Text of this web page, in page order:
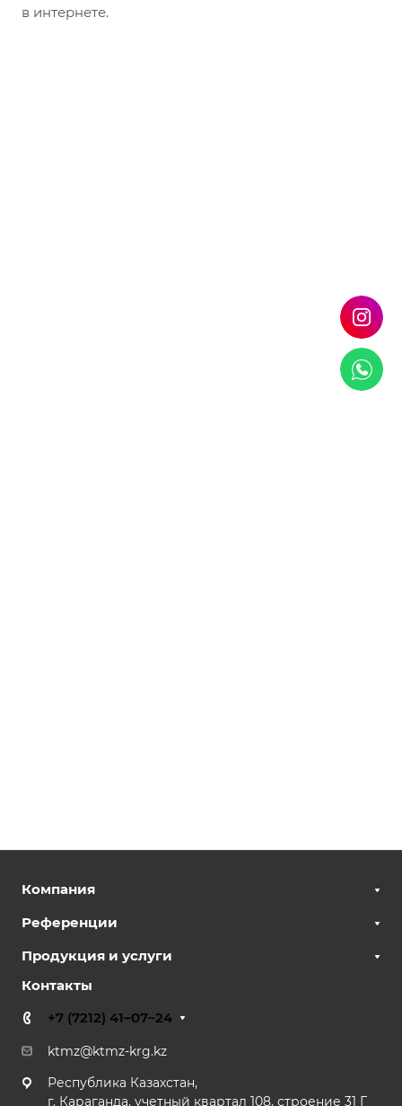
в интернете.
Компания
Референции
Продукция и услуги
Контакты
+7 (7212) 41–07–24
ktmz@ktmz-krg.kz
Республика Казахстан,
г. Караганда, учетный квартал 108, строение 31 Г